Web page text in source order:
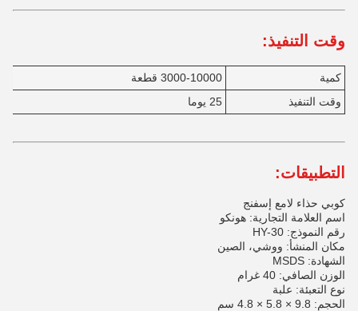
وقت التنفيذ:
كمية
3000-10000 قطعة
وقت التنفيذ
25 يوما
التطبيقات:
كوبي حذاء لامع إسفنج
اسم العلامة التجارية: هونكو
رقم النموذج: HY-30
مكان المنشأ: ووشي، الصين
الشهادة: MSDS
الوزن الصافي: 40 غرام
نوع التعبئة: علبة
الحجم: 9.8 × 5.8 × 4.8 سم